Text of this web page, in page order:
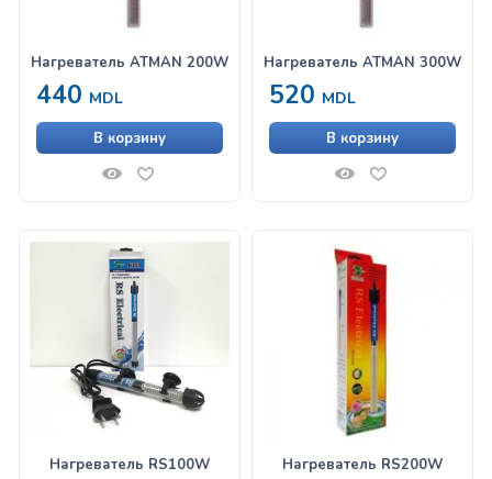
Нагреватель ATMAN 200W
440 MDL
В корзину
Нагреватель ATMAN 300W
520 MDL
В корзину
Нагреватель RS100W Нагреватель RS200W